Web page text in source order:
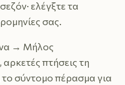
ελέγξτε τα
σας.
→ Μήλος
πτήσεις τη
το σύντομο πέρασμα για